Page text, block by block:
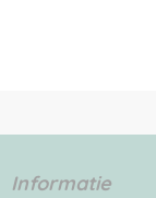
Informatie